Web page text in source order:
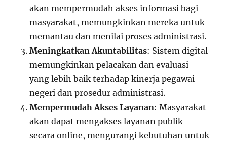
akan mempermudah akses informasi bagi
masyarakat, memungkinkan mereka untuk
memantau dan menilai proses administrasi.
Meningkatkan Akuntabilitas: Sistem digital
memungkinkan pelacakan dan evaluasi
yang lebih baik terhadap kinerja pegawai
negeri dan prosedur administrasi.
Mempermudah Akses Layanan: Masyarakat
akan dapat mengakses layanan publik
secara online, mengurangi kebutuhan untuk